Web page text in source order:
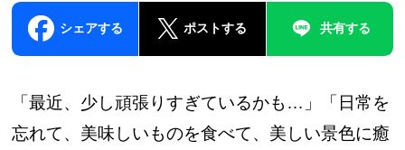
シェアする ポストする 共有する
「最近、少し頑張りすぎているかも…」「日常を
忘れて、美味しいものを食べて、美しい景色に癒